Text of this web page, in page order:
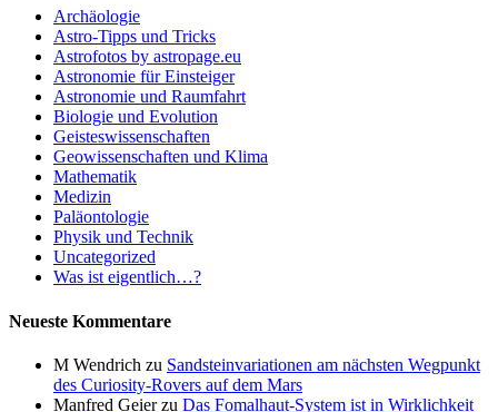
Archäologie
Astro-Tipps und Tricks
Astrofotos by astropage.eu
Astronomie für Einsteiger
Astronomie und Raumfahrt
Biologie und Evolution
Geisteswissenschaften
Geowissenschaften und Klima
Mathematik
Medizin
Paläontologie
Physik und Technik
Uncategorized
Was ist eigentlich…?
Neueste Kommentare
M Wendrich zu Sandsteinvariationen am nächsten Wegpunkt
des Curiosity-Rovers auf dem Mars
Manfred Geierzu Das Fomalhaut-System ist in Wirklichkeit